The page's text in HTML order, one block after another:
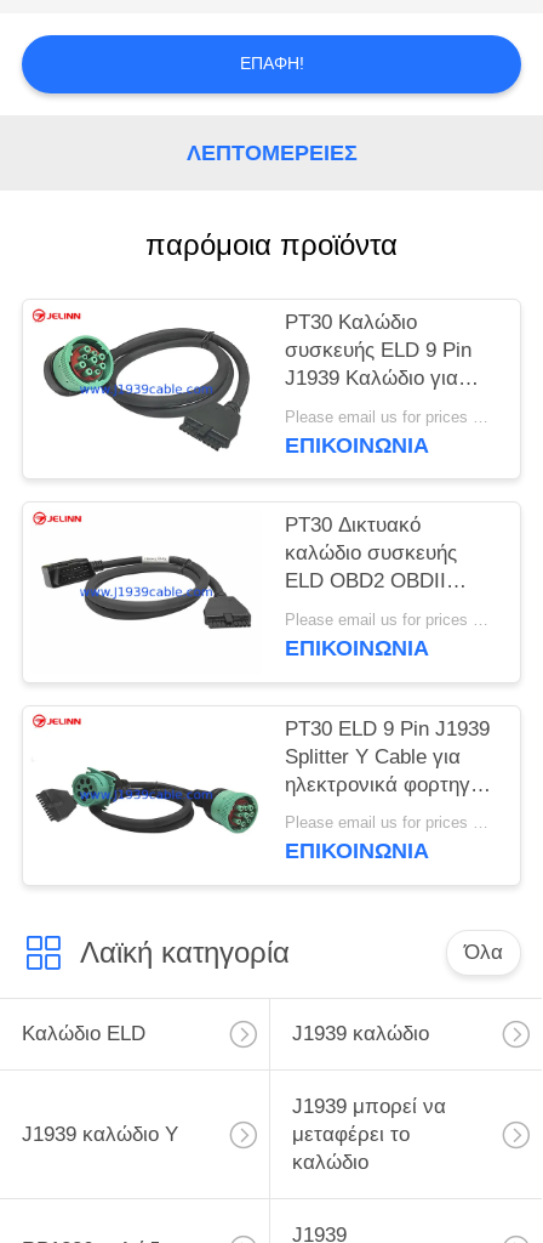
SITEMAP
ΕΠΑΦΉ!
ΛΕΠΤΟΜΈΡΕΙΕΣ
παρόμοια προϊόντα
PT30 Καλώδιο
συσκευής ELD 9 Pin
J1939 Καλώδιο για
ηλεκτρονική συσκευή
υλοτομίας βαρέα
Please email us for prices MOQ:100 τεμάχια
ΕΠΙΚΟΙΝΩΝΊΑ
PT30 Δικτυακό
καλώδιο συσκευής
ELD OBD2 OBDII
J1962 Δικτυακό
ηλεκτρονικό σύστημα
στη Βόρεια Αμερική
Please email us for prices MOQ:100 τεμάχια
ΕΠΙΚΟΙΝΩΝΊΑ
PT30 ELD 9 Pin J1939
Splitter Y Cable για
ηλεκτρονικά φορτηγά
φορτηγά
Please email us for prices MOQ:100 τεμάχια
ΕΠΙΚΟΙΝΩΝΊΑ
Λαϊκή κατηγορία Όλα
Καλώδιο ELD J1939 καλώδιο
J1939 καλώδιο Υ
J1939 μπορεί να
μεταφέρει το
καλώδιο
J1939